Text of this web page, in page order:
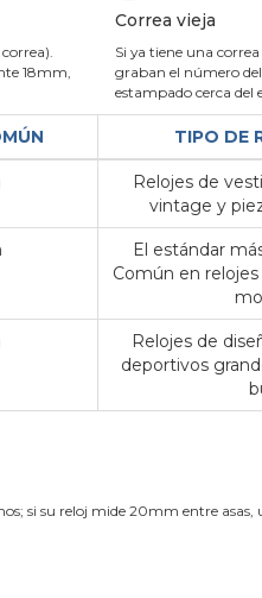
18mm,
Correa vieja
Si ya tiene una
graban el número
estampado cerca del
TIPO DE
Relojes de
vintage y
El estándar
Común en
Relojes de
deportivos
si su reloj mide 20mm entre